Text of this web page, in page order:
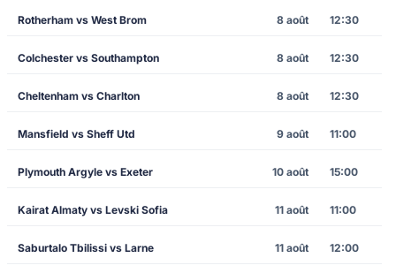
Rotherham vs West Brom 8 août 12:30
Colchester vs Southampton 8 août 12:30
Cheltenham vs Charlton 8 août 12:30
Mansfield vs Sheff Utd 9 août 11:00
Plymouth Argyle vs Exeter 10 août 15:00
Kairat Almaty vs Levski Sofia 11 août 11:00
Saburtalo Tbilissi vs Larne 11 août 12:00